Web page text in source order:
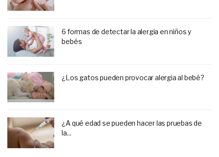
6 formas de detectar la alergia en niños y
bebés
¿Los gatos pueden provocar alergia al bebé?
¿A qué edad se pueden hacer las pruebas de
la...